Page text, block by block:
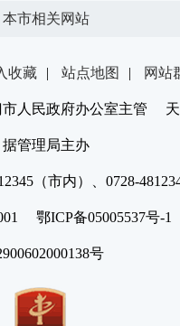
本市相关网站
收藏 | 站点地图 | 网站
人民政府办公室主管 天
据管理局主办
（市内）、0728-
鄂ICP备05005537号
号